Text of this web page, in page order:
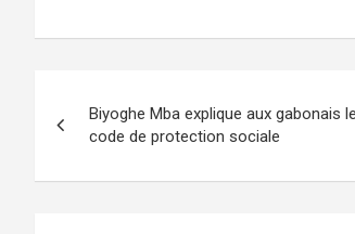
de
l’article
Biyoghe Mba explique aux gabonais
code de protection sociale